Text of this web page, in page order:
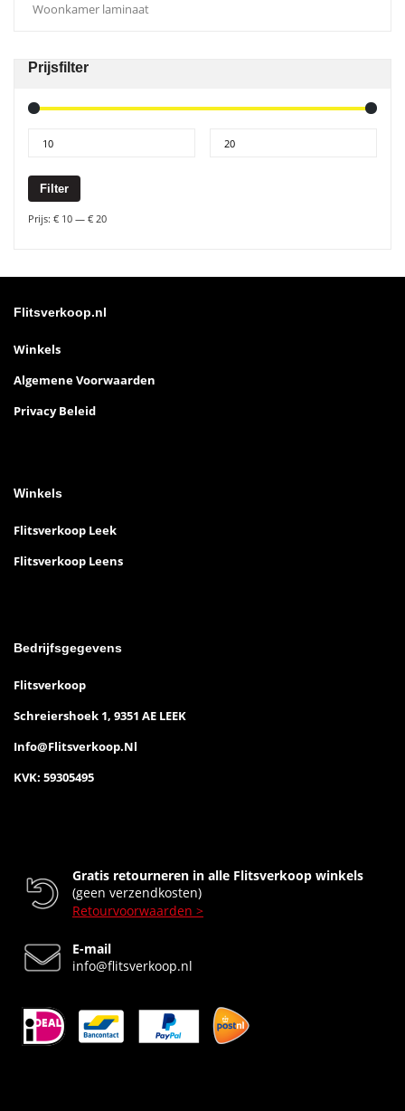
Woonkamer laminaat
Prijsfilter
Filter
Prijs: € 10 — € 20
Flitsverkoop.nl
Winkels
Algemene Voorwaarden
Privacy Beleid
Winkels
Flitsverkoop Leek
Flitsverkoop Leens
Bedrijfsgegevens
Flitsverkoop
Schreiershoek 1, 9351 AE LEEK
Info@flitsverkoop.nl
KVK: 59305495
Gratis retourneren in alle Flitsverkoop winkels
(geen verzendkosten)
Retourvoorwaarden >
E-mail
info@flitsverkoop.nl